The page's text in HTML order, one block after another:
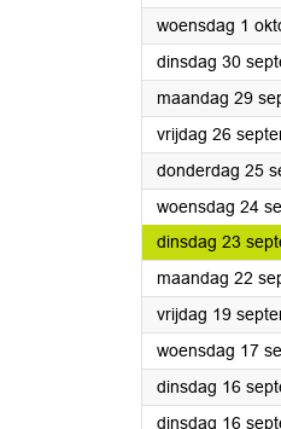
woensdag 1
dinsdag 30
maandag 29
vrijdag 26
donderdag 25
woensdag 24
dinsdag 23
maandag 22
vrijdag 19
woensdag 17
dinsdag 16
dinsdag 16